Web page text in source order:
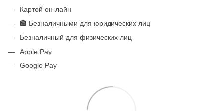
Картой он-лайн
🏦 Безналичными для юридических лиц
Безналичный для физических лиц
Apple Pay
Google Pay